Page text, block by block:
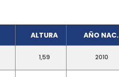
ALTURA AÑO NAC.
1,59 2010